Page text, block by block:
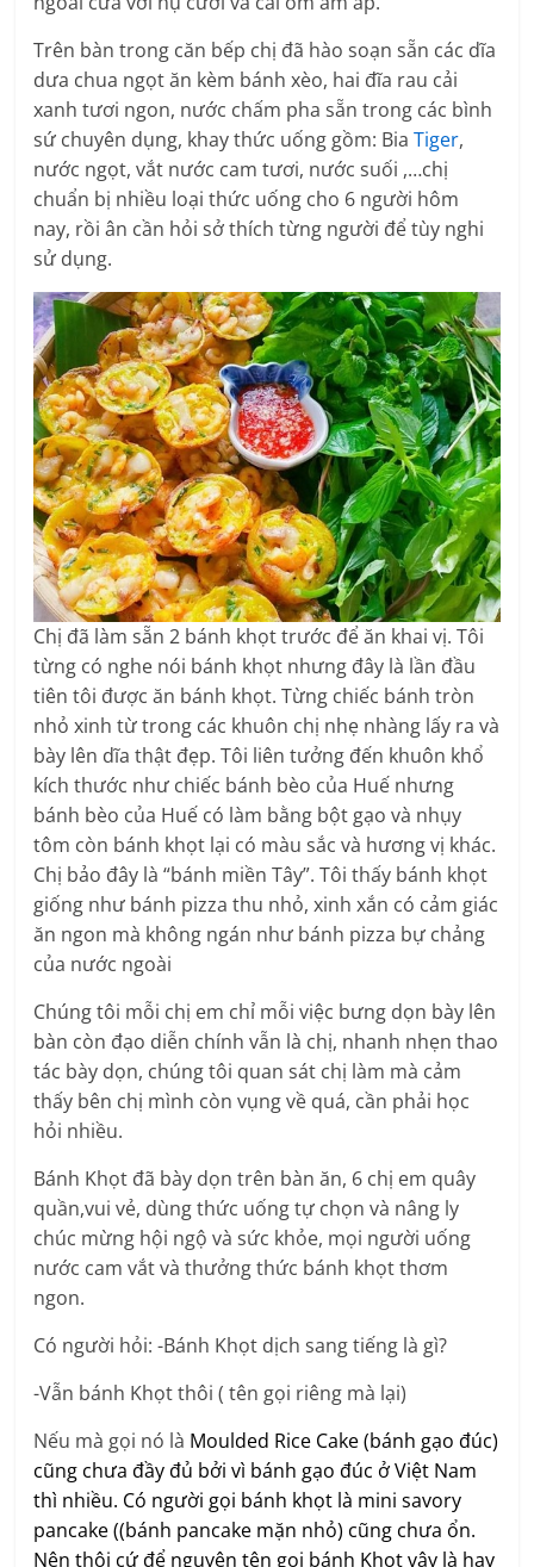
Trên bàn trong căn bếp chị đã hào soạn sẵn các dĩa
dưa chua ngọt ăn kèm bánh xèo, hai đĩa rau cải
xanh tươi ngon, nước chấm pha sẵn trong các bình
sứ chuyên dụng, khay thức uống gồm: BiaTiger,
nước ngọt, vắt nước cam tươi, nước suối ,…chị
chuẩn bị nhiều loại thức uống cho 6 người hôm
nay, rồi ân cần hỏi sở thích từng người để tùy nghi
sử dụng.
Chị đã làm sẵn 2 bánh khọt trước để ăn khai vị. Tôi
từng có nghe nói bánh khọt nhưng đây là lần đầu
tiên tôi được ăn bánh khọt. Từng chiếc bánh tròn
nhỏ xinh từ trong các khuôn chị nhẹ nhàng lấy ra và
bày lên dĩa thật đẹp. Tôi liên tưởng đến khuôn khổ
kích thước như chiếc bánh bèo của Huế nhưng
bánh bèo của Huế có làm bằng bột gạo và nhụy
tôm còn bánh khọt lại có màu sắc và hương vị khác.
Chị bảo đây là “bánh miền Tây”. Tôi thấy bánh khọt
giống như bánh pizza thu nhỏ, xinh xắn có cảm giác
ăn ngon mà không ngán như bánh pizza bự chảng
của nước ngoài
Chúng tôi mỗi chị em chỉ mỗi việc bưng dọn bày lên
bàn còn đạo diễn chính vẫn là chị, nhanh nhẹn thao
tác bày dọn, chúng tôi quan sát chị làm mà cảm
thấy bên chị mình còn vụng về quá, cần phải học
hỏi nhiều.
Bánh Khọt đã bày dọn trên bàn ăn, 6 chị em quây
quần,vui vẻ, dùng thức uống tự chọn và nâng ly
chúc mừng hội ngộ và sức khỏe, mọi người uống
nước cam vắt và thưởng thức bánh khọt thơm
ngon.
Có người hỏi: -Bánh Khọt dịch sang tiếng là gì?
-Vẫn bánh Khọt thôi ( tên gọi riêng mà lại)
Nếu mà gọi nó là Moulded Rice Cake (bánh gạo đúc)
cũng chưa đầy đủ bởi vì bánh gạo đúc ở Việt Nam
thì nhiều. Có người gọi bánh khọt là mini savory
pancake ((bánh pancake mặn nhỏ) cũng chưa ổn.
Nên thôi cứ để nguyên tên gọi bánh Khọt vậy là hay